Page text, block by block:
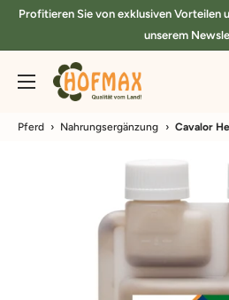
DirektProfitieren Sie von exklusiven Vorteilen
unserem
hofmax.de
Pferd › Nahrungsergänzung › Cavalor